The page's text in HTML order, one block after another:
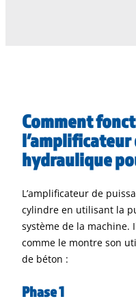
Comment
l’amplificateur
hydraulique
L’amplificateur de
cylindre en utilisant la
système de la machine.
comme le montre son
de béton :
Phase 1